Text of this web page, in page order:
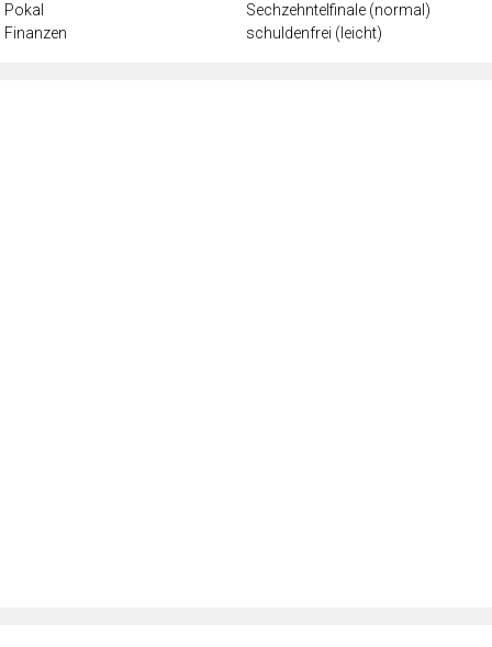
Pokal
Sechzehntelfinale (normal)
Finanzen
schuldenfrei (leicht)